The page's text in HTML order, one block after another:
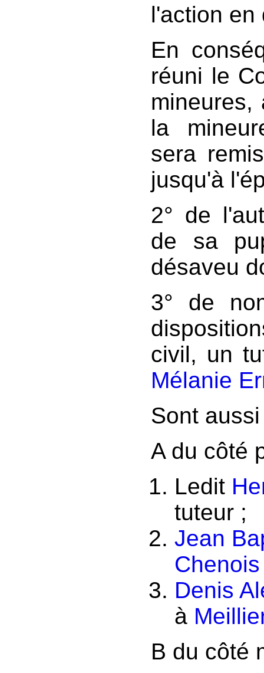
l'action en
En
réuni le
mineures,
la
sera
jusqu'à
2° de
de sa
désaveu
3° de
civil, un
Mélanie
Sont
A du côté
Ledit
tuteur ;
Jean
Chenois
Denis
à
B du côté